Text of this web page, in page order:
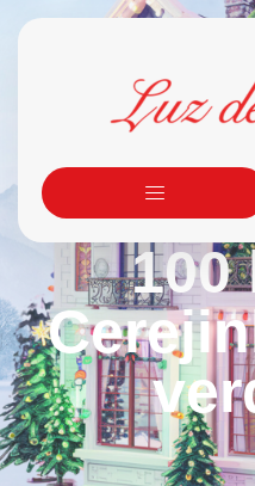
100